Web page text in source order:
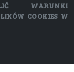
WARUNKI
COOKIES W